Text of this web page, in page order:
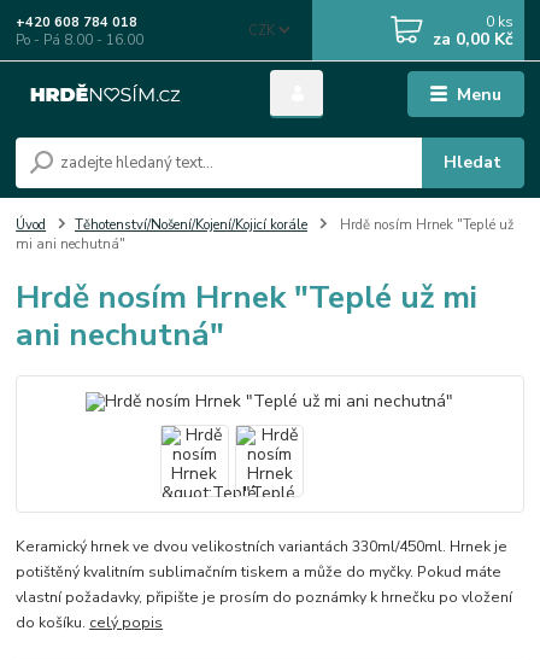
Menu
CZK
Hledat
+420 608 784 018
Po - Pá 8.00 - 16.00
0 ks
za 0,00 Kč
Úvod Těhotenství/Nošení/Kojení/Kojicí korále
Hrdě nosím Hrnek "Teplé už
mi ani nechutná"
Hrdě nosím Hrnek "Teplé už mi
ani nechutná"
Keramický hrnek ve dvou velikostních variantách 330ml/450ml. Hrnek je
potištěný kvalitním sublimačním tiskem a může do myčky. Pokud máte
vlastní požadavky, připište je prosím do poznámky k hrnečku po vložení
do košíku. celý popis